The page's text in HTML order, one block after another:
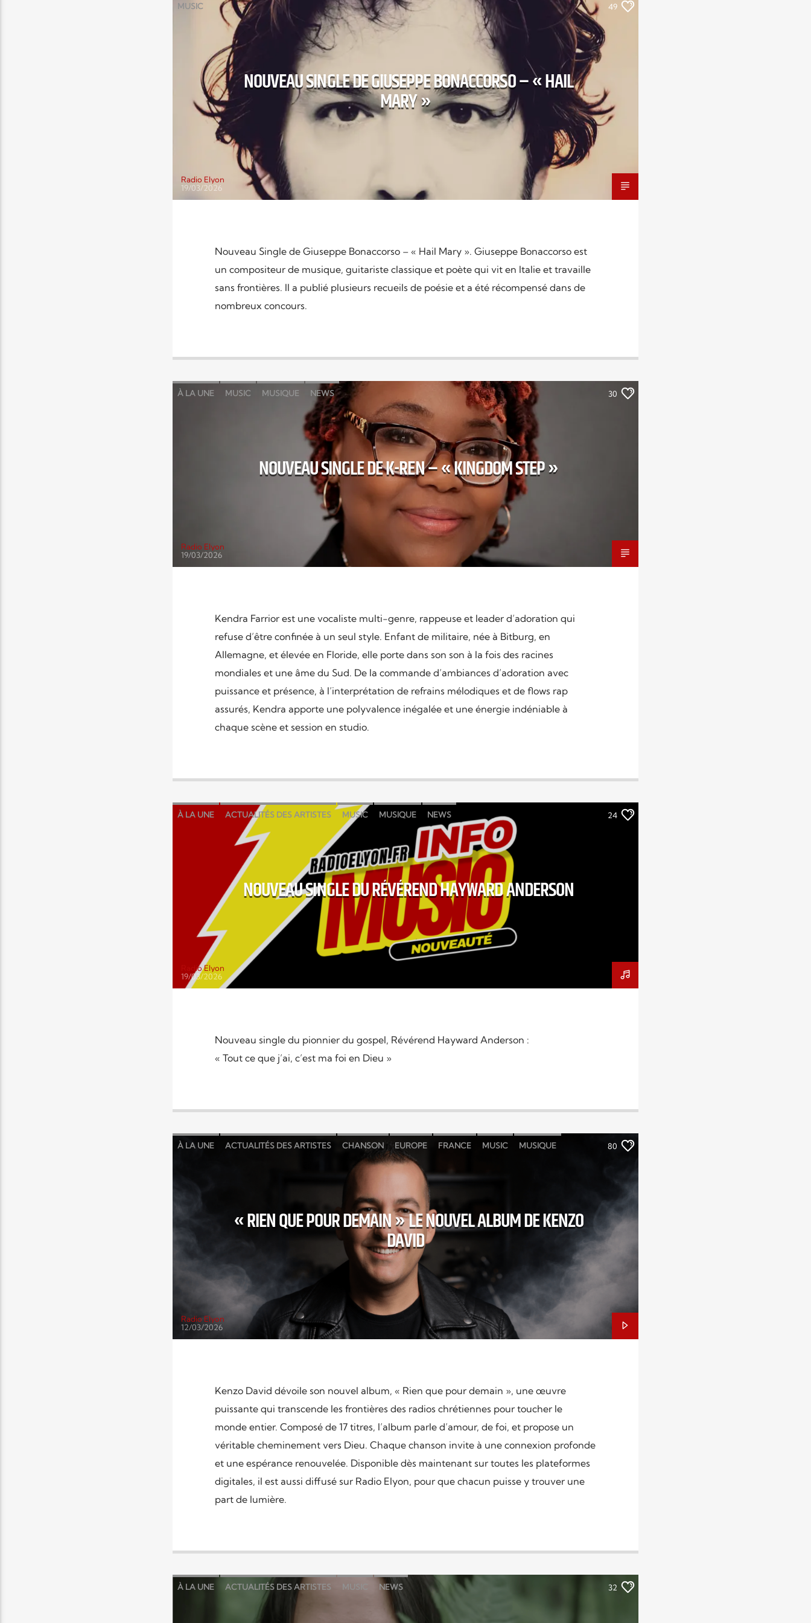
MUSIC 49
NOUVEAU SINGLE DE GIUSEPPE BONACCORSO – « HAIL
MARY »
Radio Elyon
19/03/2026
Nouveau Single de Giuseppe Bonaccorso – « Hail Mary ». Giuseppe Bonaccorso est
un compositeur de musique, guitariste classique et poète qui vit en Italie et travaille
sans frontières. Il a publié plusieurs recueils de poésie et a été récompensé dans de
nombreux concours.
À LA UNE MUSIC MUSIQUE NEWS 30
NOUVEAU SINGLE DE K-REN – « KINGDOM STEP »
Radio Elyon
19/03/2026
Kendra Farrior est une vocaliste multi-genre, rappeuse et leader d’adoration qui
refuse d’être confinée à un seul style. Enfant de militaire, née à Bitburg, en
Allemagne, et élevée en Floride, elle porte dans son son à la fois des racines
mondiales et une âme du Sud. De la commande d’ambiances d’adoration avec
puissance et présence, à l’interprétation de refrains mélodiques et de flows rap
assurés, Kendra apporte une polyvalence inégalée et une énergie indéniable à
chaque scène et session en studio.
À LA UNE ACTUALITÉS DES ARTISTES MUSIC MUSIQUE NEWS 24
NOUVEAU SINGLE DU RÉVÉREND HAYWARD ANDERSON
Radio Elyon
19/03/2026
Nouveau single du pionnier du gospel, Révérend Hayward Anderson :
« Tout ce que j’ai, c’est ma foi en Dieu »
À LA UNE ACTUALITÉS DES ARTISTES CHANSON EUROPE FRANCE MUSIC MUSIQUE 80
« RIEN QUE POUR DEMAIN » LE NOUVEL ALBUM DE KENZO
DAVID
Radio Elyon
12/03/2026
Kenzo David dévoile son nouvel album, « Rien que pour demain », une œuvre
puissante qui transcende les frontières des radios chrétiennes pour toucher le
monde entier. Composé de 17 titres, l’album parle d’amour, de foi, et propose un
véritable cheminement vers Dieu. Chaque chanson invite à une connexion profonde
et une espérance renouvelée. Disponible dès maintenant sur toutes les plateformes
digitales, il est aussi diffusé sur Radio Elyon, pour que chacun puisse y trouver une
part de lumière.
À LA UNE ACTUALITÉS DES ARTISTES MUSIC NEWS 32